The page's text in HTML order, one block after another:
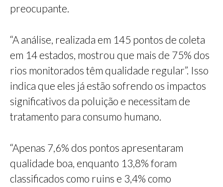
preocupante.
“A análise, realizada em 145 pontos de coleta
em 14 estados, mostrou que mais de 75% dos
rios monitorados têm qualidade regular”. Isso
indica que eles já estão sofrendo os impactos
significativos da poluição e necessitam de
tratamento para consumo humano.
“Apenas 7,6% dos pontos apresentaram
qualidade boa, enquanto 13,8% foram
classificados como ruins e 3,4% como